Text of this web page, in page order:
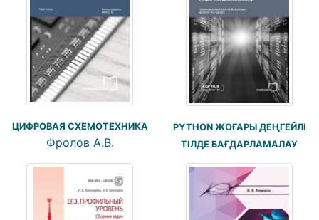
ЦИФРОВАЯ СХЕМОТЕХНИКА
Фролов А.В.
PYTHON ЖОҒАРЫ ДЕҢГЕЙЛІ
ТІЛДЕ БАҒДАРЛАМАЛАУ